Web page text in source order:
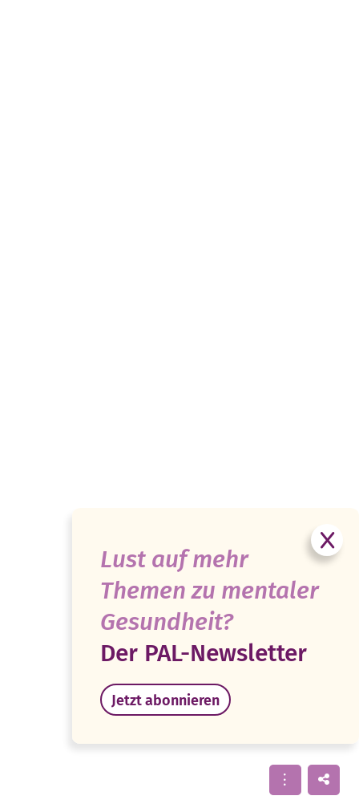
Lust auf mehr
Themen zu mentaler
Gesundheit?
Der PAL-Newsletter
Jetzt abonnieren